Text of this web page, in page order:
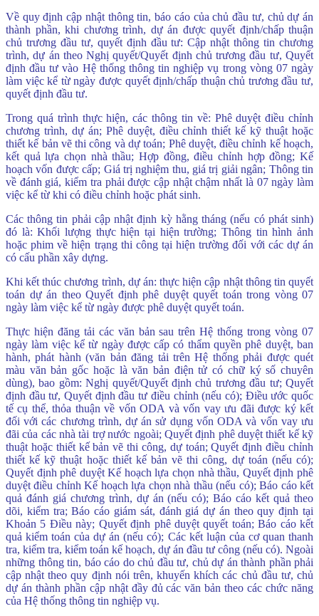
Về quy định cập nhật thông tin, báo cáo của chủ đầu tư, chủ dự án
thành phần, khi chương trình, dự án được quyết định/chấp thuận
chủ trương đầu tư, quyết định đầu tư: Cập nhật thông tin chương
trình, dự án theo Nghị quyết/Quyết định chủ trương đầu tư, Quyết
định đầu tư vào Hệ thống thông tin nghiệp vụ trong vòng 07 ngày
làm việc kể từ ngày được quyết định/chấp thuận chủ trương đầu tư,
quyết định đầu tư.
Trong quá trình thực hiện, các thông tin về: Phê duyệt điều chỉnh
chương trình, dự án; Phê duyệt, điều chỉnh thiết kế kỹ thuật hoặc
thiết kế bản vẽ thi công và dự toán; Phê duyệt, điều chỉnh kế hoạch,
kết quả lựa chọn nhà thầu; Hợp đồng, điều chỉnh hợp đồng; Kế
hoạch vốn được cấp; Giá trị nghiệm thu, giá trị giải ngân; Thông tin
về đánh giá, kiểm tra phải được cập nhật chậm nhất là 07 ngày làm
việc kể từ khi có điều chỉnh hoặc phát sinh.
Các thông tin phải cập nhật định kỳ hằng tháng (nếu có phát sinh)
đó là: Khối lượng thực hiện tại hiện trường; Thông tin hình ảnh
hoặc phim về hiện trạng thi công tại hiện trường đối với các dự án
có cấu phần xây dựng.
Khi kết thúc chương trình, dự án: thực hiện cập nhật thông tin quyết
toán dự án theo Quyết định phê duyệt quyết toán trong vòng 07
ngày làm việc kể từ ngày được phê duyệt quyết toán.
Thực hiện đăng tải các văn bản sau trên Hệ thống trong vòng 07
ngày làm việc kể từ ngày được cấp có thẩm quyền phê duyệt, ban
hành, phát hành (văn bản đăng tải trên Hệ thống phải được quét
màu văn bản gốc hoặc là văn bản điện tử có chữ ký số chuyên
dùng), bao gồm: Nghị quyết/Quyết định chủ trương đầu tư; Quyết
định đầu tư, Quyết định đầu tư điều chỉnh (nếu có); Điều ước quốc
tế cụ thể, thỏa thuận về vốn ODA và vốn vay ưu đãi được ký kết
đối với các chương trình, dự án sử dụng vốn ODA và vốn vay ưu
đãi của các nhà tài trợ nước ngoài; Quyết định phê duyệt thiết kế kỹ
thuật hoặc thiết kế bản vẽ thi công, dự toán; Quyết định điều chỉnh
thiết kế kỹ thuật hoặc thiết kế bản vẽ thi công, dự toán (nếu có);
Quyết định phê duyệt Kế hoạch lựa chọn nhà thầu, Quyết định phê
duyệt điều chỉnh Kế hoạch lựa chọn nhà thầu (nếu có); Báo cáo kết
quả đánh giá chương trình, dự án (nếu có); Báo cáo kết quả theo
dõi, kiểm tra; Báo cáo giám sát, đánh giá dự án theo quy định tại
Khoản 5 Điều này; Quyết định phê duyệt quyết toán; Báo cáo kết
quả kiểm toán của dự án (nếu có); Các kết luận của cơ quan thanh
tra, kiểm tra, kiểm toán kế hoạch, dự án đầu tư công (nếu có). Ngoài
những thông tin, báo cáo do chủ đầu tư, chủ dự án thành phần phải
cập nhật theo quy định nói trên, khuyến khích các chủ đầu tư, chủ
dự án thành phần cập nhật đầy đủ các văn bản theo các chức năng
của Hệ thống thông tin nghiệp vụ.